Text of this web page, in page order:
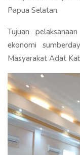
Papua Selatan.
Tujuan
ekonomi
Masyarakat Adat